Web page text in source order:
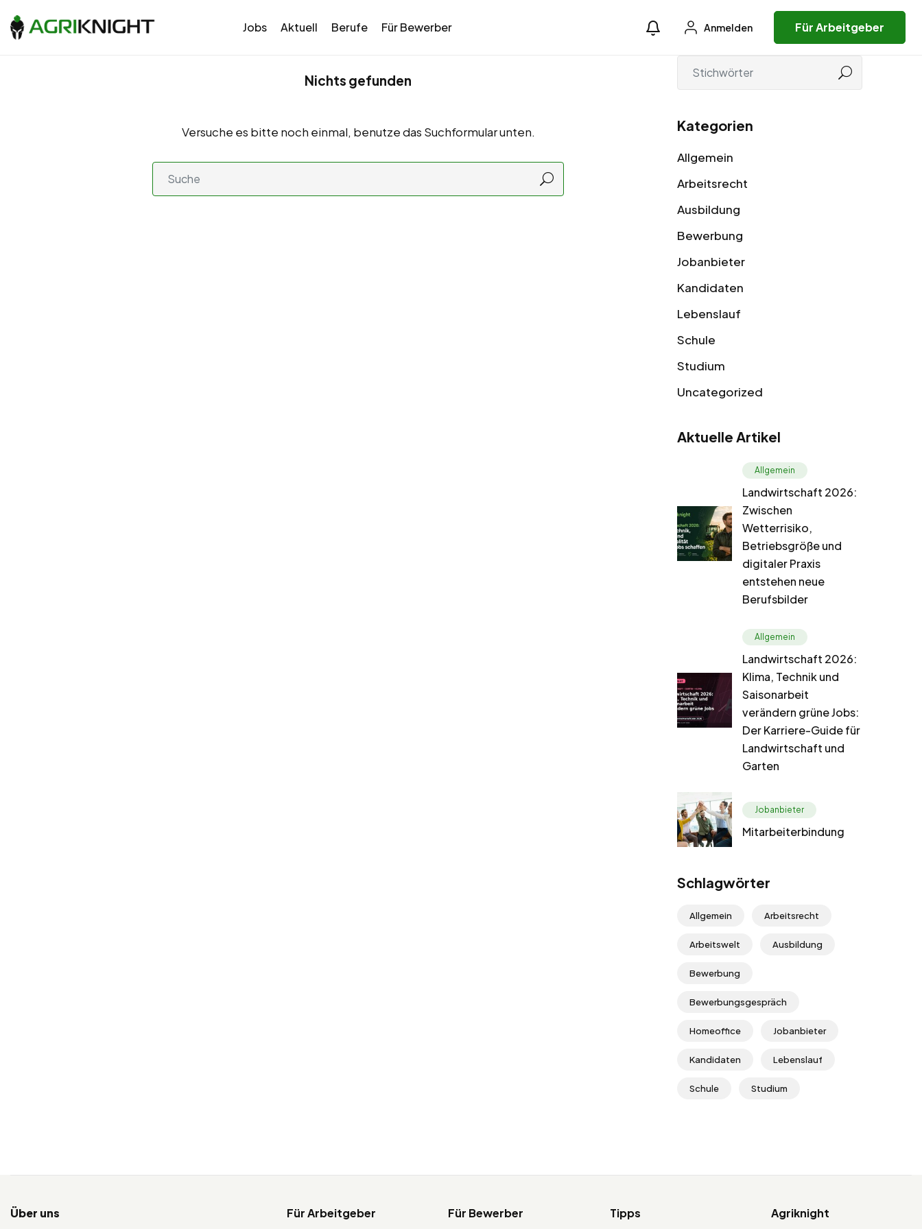
Jobs Aktuell Berufe Für Bewerber Anmelden Für Arbeitgeber
Nichts gefunden
Versuche es bitte noch einmal, benutze das Suchformular unten. Kategorien
Allgemein
Arbeitsrecht
Ausbildung
Bewerbung
Jobanbieter
Kandidaten
Lebenslauf
Schule
Studium
Uncategorized
Aktuelle Artikel
Allgemein
Landwirtschaft 2026:
Zwischen
Wetterrisiko,
Betriebsgröße und
digitaler Praxis
entstehen neue
Berufsbilder
Allgemein
Landwirtschaft 2026:
Klima, Technik und
Saisonarbeit
verändern grüne Jobs:
Der Karriere-Guide für
Landwirtschaft und
Garten
Jobanbieter
Mitarbeiterbindung
Schlagwörter
Allgemein Arbeitsrecht
Arbeitswelt Ausbildung
Bewerbung
Bewerbungsgespräch
Homeoffice Jobanbieter
Kandidaten Lebenslauf
Schule Studium
Über uns Für Arbeitgeber Für Bewerber Tipps Agriknight